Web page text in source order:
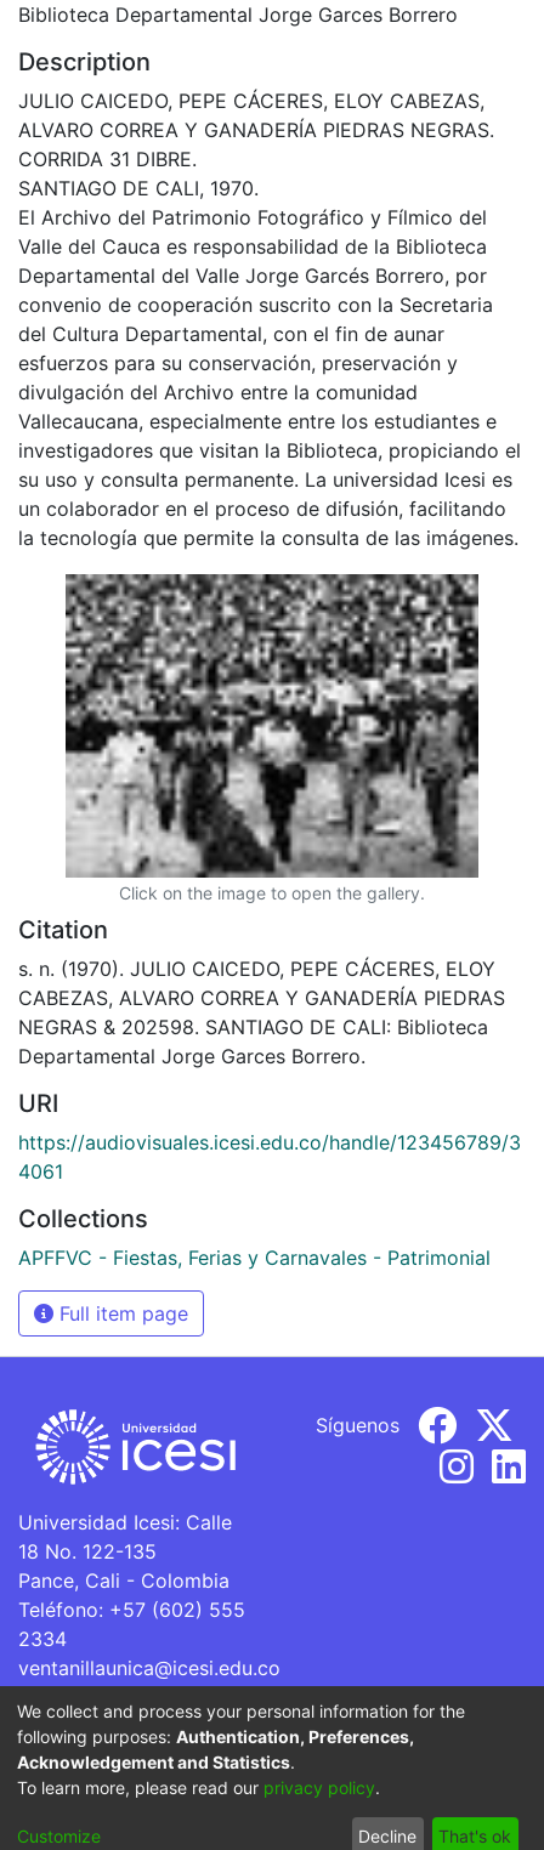
Biblioteca Departamental Jorge Garces Borrero
Description
JULIO CAICEDO, PEPE CÁCERES, ELOY CABEZAS,
ALVARO CORREA Y GANADERÍA PIEDRAS NEGRAS.
CORRIDA 31 DIBRE.
SANTIAGO DE CALI, 1970.
El Archivo del Patrimonio Fotográfico y Fílmico del
Valle del Cauca es responsabilidad de la Biblioteca
Departamental del Valle Jorge Garcés Borrero, por
convenio de cooperación suscrito con la Secretaria
del Cultura Departamental, con el fin de aunar
esfuerzos para su conservación, preservación y
divulgación del Archivo entre la comunidad
Vallecaucana, especialmente entre los estudiantes e
investigadores que visitan la Biblioteca, propiciando el
su uso y consulta permanente. La universidad Icesi es
un colaborador en el proceso de difusión, facilitando
la tecnología que permite la consulta de las imágenes.
Click on the image to open the gallery.
Citation
s. n. (1970). JULIO CAICEDO, PEPE CÁCERES, ELOY
CABEZAS, ALVARO CORREA Y GANADERÍA PIEDRAS
NEGRAS & 202598. SANTIAGO DE CALI: Biblioteca
Departamental Jorge Garces Borrero.
URI
https://audiovisuales.icesi.edu.co/handle/123456789/3
4061
Collections
APFFVC - Fiestas, Ferias y Carnavales - Patrimonial
Full item page
Universidad Icesi: Calle
18 No. 122-135
Pance, Cali - Colombia
Teléfono: +57 (602) 555
2334
ventanillaunica@icesi.edu.co
Síguenos
La Universidad Icesi es una Institución de Educación
Superior que se encuentra sujeta a inspección y vigilancia
por parte del Ministerio de Educación Nacional.
Cookie
End User
Send
We collect and process your personal information for the
following purposes: Authentication, Preferences,
Acknowledgement and Statistics.
To learn more, please read our privacy policy.
Customize Decline That's ok